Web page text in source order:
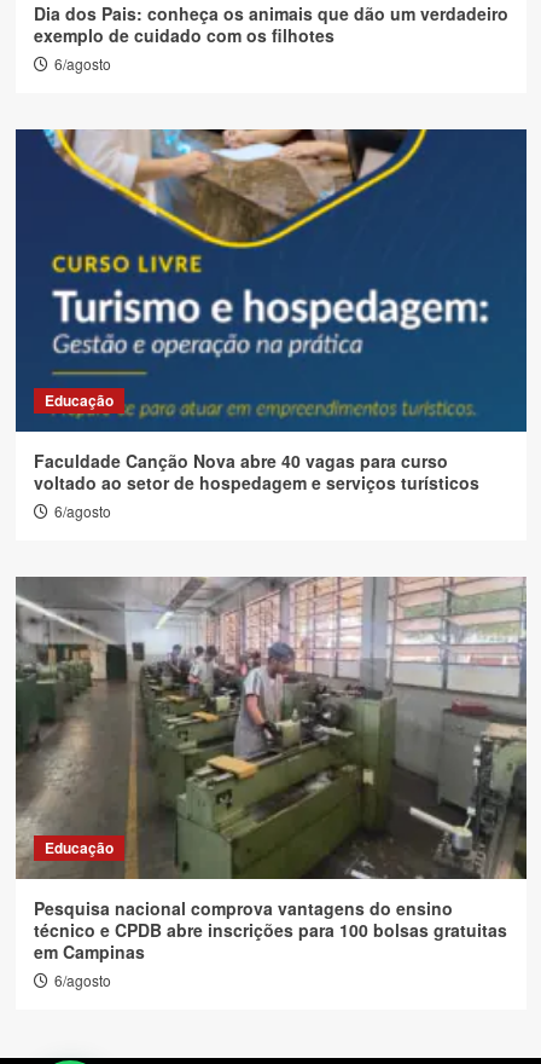
Dia dos Pais: conheça os animais que dão um verdadeiro
exemplo de cuidado com os filhotes
6/agosto
Educação
Faculdade Canção Nova abre 40 vagas para curso
voltado ao setor de hospedagem e serviços turísticos
6/agosto
Educação
Pesquisa nacional comprova vantagens do ensino
técnico e CPDB abre inscrições para 100 bolsas gratuitas
em Campinas
6/agosto